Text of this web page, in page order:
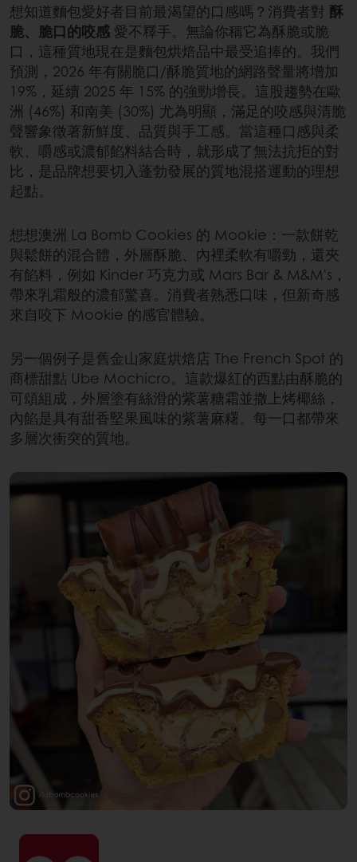
想知道麵包愛好者目前最渴望的口感嗎？消費者對 酥
脆、脆口的咬感 愛不釋手。無論你稱它為酥脆或脆
口，這種質地現在是麵包烘焙品中最受追捧的。我們
預測，2026 年有關脆口/酥脆質地的網路聲量將增加
19%，延續 2025 年 15% 的強勁增長。這股趨勢在歐
洲 (46%) 和南美 (30%) 尤為明顯，滿足的咬感與清脆
聲響象徵著新鮮度、品質與手工感。當這種口感與柔
軟、嚼感或濃郁餡料結合時，就形成了無法抗拒的對
比，是品牌想要切入蓬勃發展的質地混搭運動的理想
起點。
想想澳洲 La Bomb Cookies 的 Mookie：一款餅乾
與鬆餅的混合體，外層酥脆、內裡柔軟有嚼勁，還夾
有餡料，例如 Kinder 巧克力或 Mars Bar & M&M's，
帶來乳霜般的濃郁驚喜。消費者熟悉口味，但新奇感
來自咬下 Mookie 的感官體驗。
另一個例子是舊金山家庭烘焙店 The French Spot 的
商標甜點 Ube Mochicro。這款爆紅的西點由酥脆的
可頌組成，外層塗有絲滑的紫薯糖霜並撒上烤椰絲，
內餡是具有甜香堅果風味的紫薯麻糬。每一口都帶來
多層次衝突的質地。